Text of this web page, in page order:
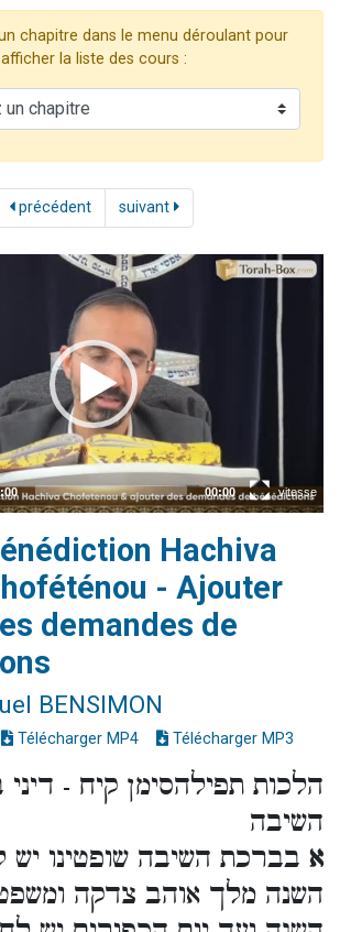
Il reste 49 places pour étudier en groupe sur Zoom
Eva vient de donner son Maasser
chapitre dans le menu déroulant pour
afficher la liste des cours :
précédent suivant
Hachiva
- Ajouter
demandes de
BENSIMON
Télécharger MP4 Télécharger MP3
הלכות תפילהסימן קיח -
השיבה
א בברכת השיבה שופטינו
השנה מלך אוהב צדקה